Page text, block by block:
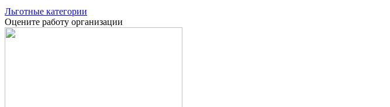
Льготные категории
Оцените работу организации